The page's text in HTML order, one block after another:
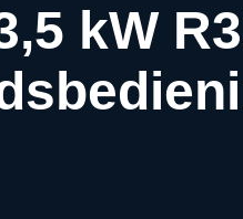
kW